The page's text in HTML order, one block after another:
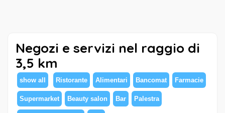
Negozi e servizi nel raggio di
3,5 km
show all Ristorante Alimentari Bancomat Farmacie
Supermarket Beauty salon Bar Palestra